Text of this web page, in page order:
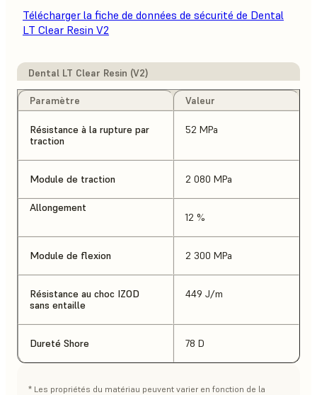
Télécharger la fiche de données de sécurité de Dental
LT Clear Resin V2
Dental LT Clear Resin (V2)
Paramètre Valeur
Résistance à la rupture par
traction
52 MPa
Module de traction 2 080 MPa
Allongement
12 %
Module de flexion 2 300 MPa
Résistance au choc IZOD
sans entaille
449 J/m
Dureté Shore 78 D
* Les propriétés du matériau peuvent varier en fonction de la